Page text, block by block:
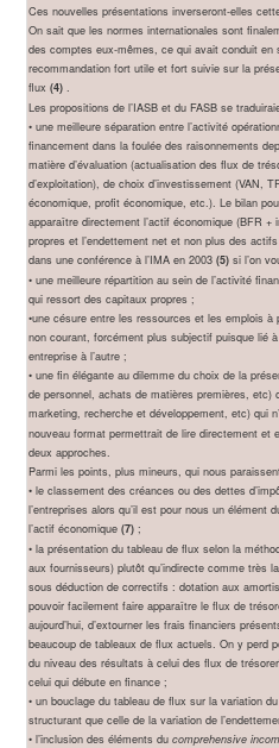
Ces nouvelles présentations inverseront-elles
On sait que les normes internationales sont
des comptes eux-mêmes, ce qui avait conduit
recommandation fort utile et fort suivie sur la
flux (4)
Les propositions de l’IASB et du FASB se
• une meilleure séparation entre l’activité
financement dans la foulée des raisonnements
matière d’évaluation (actualisation des flux de
d’exploitation), de choix d’investissement (VAN,
économique, profit économique, etc.). Le bilan
apparaître directement l’actif économique (BFR
propres et l’endettement net et non plus des
dans une conférence à l’IMA en 2003 (5) si l’on
• une meilleure répartition au sein de l’activité
qui ressort des capitaux propres ;
•une césure entre les ressources et les emplois à
non courant, forcément plus subjectif puisque lié
entreprise à l’autre ;
• une fin élégante au dilemme du choix de la
de personnel, achats de matières premières, etc)
marketing, recherche et développement, etc) qui
nouveau format permettrait de lire directement
deux approches.
Parmi les points, plus mineurs, qui nous
• le classement des créances ou des dettes
l’entreprises alors qu’il est pour nous un élément
l’actif économique (7) ;
• la présentation du tableau de flux selon la
aux fournisseurs) plutôt qu’indirecte comme très
sous déduction de correctifs : dotation aux
pouvoir facilement faire apparaître le flux de
aujourd’hui, d’extourner les frais financiers
beaucoup de tableaux de flux actuels. On y perd
du niveau des résultats à celui des flux de
celui qui débute en finance ;
• un bouclage du tableau de flux sur la variation
structurant que celle de la variation de
• l’inclusion des éléments du comprehensive